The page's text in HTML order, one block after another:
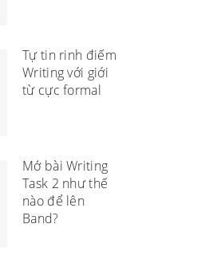
Tự tin rinh điểm
Writing với giới
từ cực formal
Mở bài Writing
Task 2 như thế
nào để lên
Band?